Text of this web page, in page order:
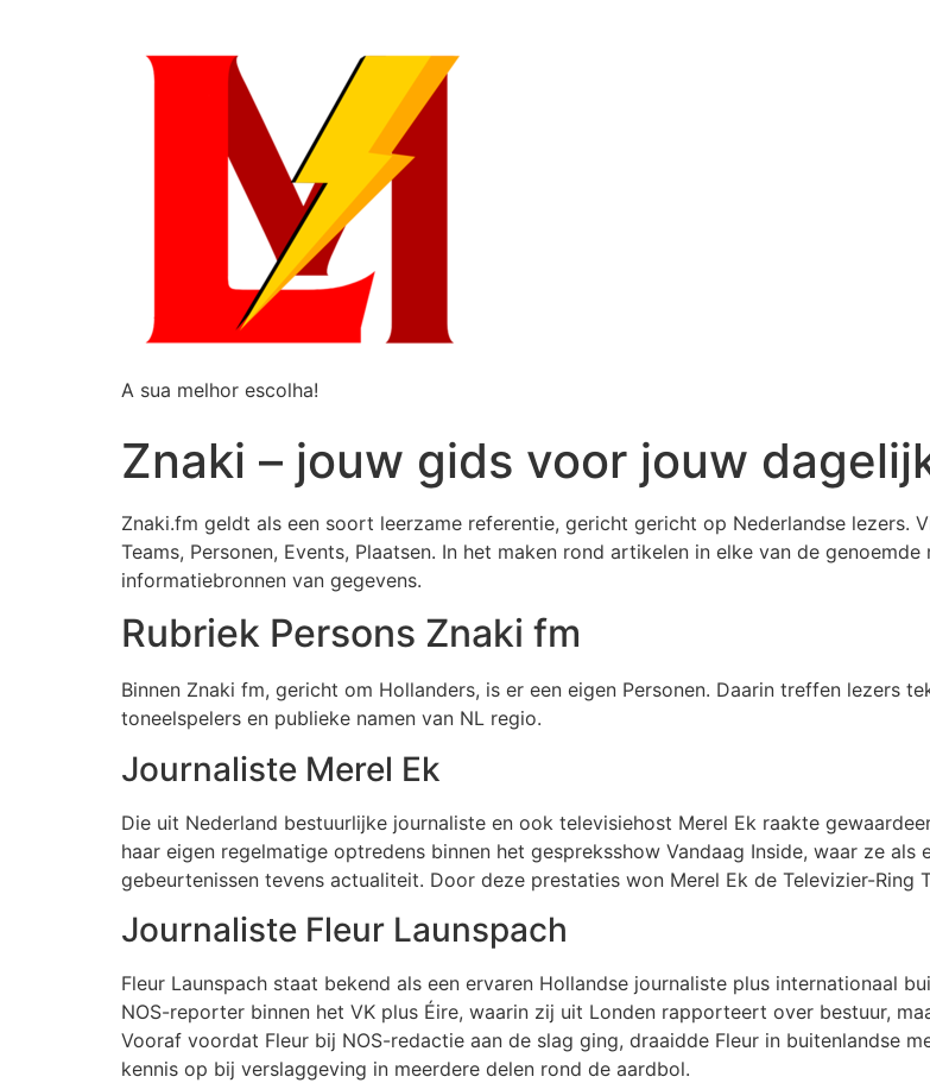
A sua melhor escolha!
Znaki – jouw gids voor jouw
Znaki.fm geldt als een soort leerzame referentie, gericht gericht op Nederlandse lezers.
Teams, Personen, Events, Plaatsen. In het maken rond artikelen in elke van de
informatiebronnen van gegevens.
Rubriek Persons Znaki fm
Binnen Znaki fm, gericht om Hollanders, is er een eigen Personen. Daarin treffen lezers
toneelspelers en publieke namen van NL regio.
Journaliste Merel Ek
Die uit Nederland bestuurlijke journaliste en ook televisiehost Merel Ek raakte
haar eigen regelmatige optredens binnen het gespreksshow Vandaag Inside, waar ze
gebeurtenissen tevens actualiteit. Door deze prestaties won Merel Ek de Televizier-Ring
Journaliste Fleur Launspach
Fleur Launspach staat bekend als een ervaren Hollandse journaliste plus internationaal
NOS-reporter binnen het VK plus Éire, waarin zij uit Londen rapporteert over bestuur,
Vooraf voordat Fleur bij NOS-redactie aan de slag ging, draaidde Fleur in buitenlandse
kennis op bij verslaggeving in meerdere delen rond de aardbol.